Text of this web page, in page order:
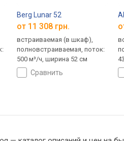
Berg Lunar 52
от 11 308 грн.
встраиваемая (в шкаф),
полновстраиваемая, поток:
500 м³/ч, ширина 52 см
сравнить